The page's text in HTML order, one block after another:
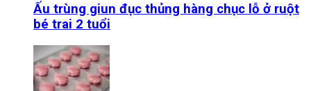
Ấu trùng giun đục thủng hàng chục lỗ ở ruột
bé trai 2 tuổi